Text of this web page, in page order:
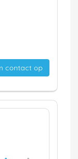
contact op